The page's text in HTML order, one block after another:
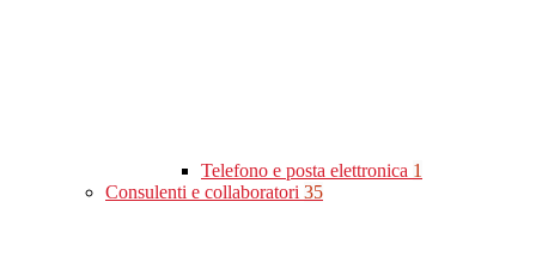
Telefono e posta elettronica 1
Consulenti e collaboratori 35